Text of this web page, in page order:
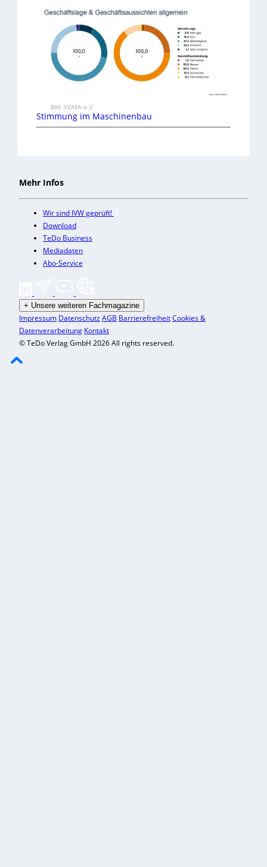
Bild: VDMA e.V.
Stimmung im Maschinenbau
Mehr Infos
Wir sind IVW geprüft!
Download
TeDo Business
Mediadaten
Abo-Service
+ Unsere weiteren Fachmagazine
Impressum DatenschutzAGB BarrierefreiheitCookies &
Datenverarbeitung Kontakt
© TeDo Verlag GmbH 2026 All rights reserved.